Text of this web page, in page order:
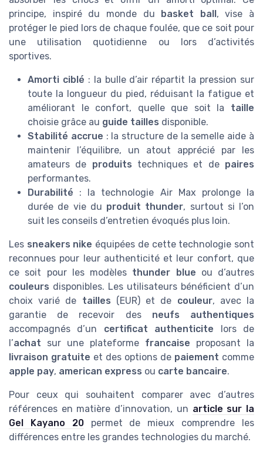
principe, inspiré du monde du
basket ball , vise à
protéger le pied lors de chaque foulée, que ce soit pour
une utilisation quotidienne ou lors d’activités
sportives.
Amorti ciblé : la bulle d’air répartit la pression sur
toute la longueur du pied, réduisant la fatigue et
améliorant le confort, quelle que soit la taille
choisie grâce au guide tailles disponible.
Stabilité accrue : la structure de la semelle aide à
maintenir l’équilibre, un atout apprécié par les
amateurs de produits techniques et de paires
performantes.
Durabilité : la technologie Air Max prolonge la
durée de vie du produit thunder, surtout si l’on
suit les conseils d’entretien évoqués plus loin.
Les sneakers nike équipées de cette technologie sont
reconnues pour leur authenticité et leur confort, que
ce soit pour les modèles thunder blue ou d’autres
couleurs disponibles. Les utilisateurs bénéficient d’un
choix varié de tailles (EUR) et de couleur, avec la
garantie de recevoir des neufs authentiques
accompagnés d’un certificat authenticite lors de
l’achat sur une plateforme francaise proposant la
livraison gratuite et des options de paiement comme
apple pay, american express ou carte bancaire.
Pour ceux qui souhaitent comparer avec d’autres
références en matière d’innovation, un article sur la
Gel Kayano 20permet de mieux comprendre les
différences entre les grandes technologies du marché.